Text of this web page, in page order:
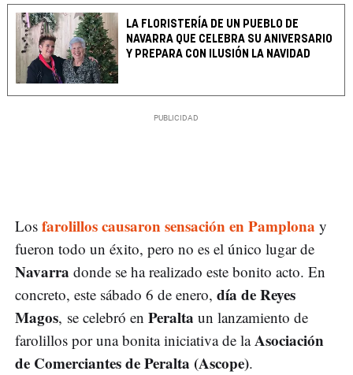
LA FLORISTERÍA DE UN PUEBLO DE
NAVARRA QUE CELEBRA SU ANIVERSARIO
Y PREPARA CON ILUSIÓN LA NAVIDAD
Los farolillos causaron sensación en Pamplona y
fueron todo un éxito, pero no es el único lugar de
Navarra donde se ha realizado este bonito acto. En
concreto, este sábado 6 de enero, día de Reyes
Magos, se celebró en Peralta un lanzamiento de
farolillos por una bonita iniciativa de laAsociación
de Comerciantes de Peralta (Ascope).